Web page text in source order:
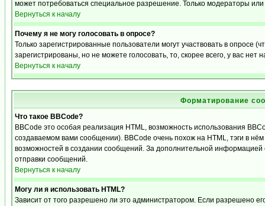
может потребоваться специальное разрешение. Только модераторы
Вернуться к началу
Почему я не могу голосовать в опросе?
Только зарегистрированные пользователи могут участвовать в опросе
зарегистрированы, но не можете голосовать, то, скорее всего, у вас нет
Вернуться к началу
Форматирование
Что такое BBCode?
BBCode это особая реализация HTML, возможность использования
создаваемом вами сообщении). BBCode очень похож на HTML, тэги в
возможностей в создании сообщений. За дополнительной
отправки сообщений.
Вернуться к началу
Могу ли я использовать HTML?
Зависит от того разрешено ли это администратором. Если разрешено